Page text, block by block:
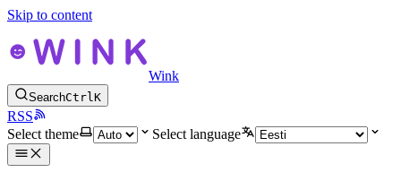
Skip to content
Wink
SearchCtrlK
RSS
Select theme
Select language